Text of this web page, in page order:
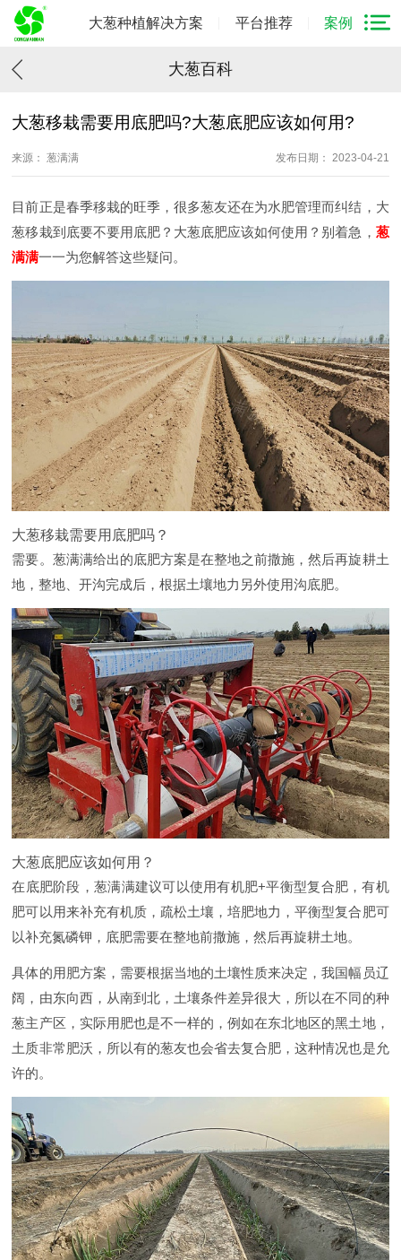
大葱种植解决方案 平台推荐 案例
大葱百科
大葱移栽需要用底肥吗?大葱底肥应该如何用?
来源： 葱满满 发布日期： 2023-04-21
目前正是春季移栽的旺季，很多葱友还在为水肥管理而纠结，大
葱移栽到底要不要用底肥？大葱底肥应该如何使用？别着急， 葱
满满一一为您解答这些疑问。
大葱移栽需要用底肥吗？
需要。葱满满给出的底肥方案是在整地之前撒施，然后再旋耕土
地，整地、开沟完成后，根据土壤地力另外使用沟底肥。
大葱底肥应该如何用？
在底肥阶段，葱满满建议可以使用有机肥+平衡型复合肥，有机
肥可以用来补充有机质，疏松土壤，培肥地力，平衡型复合肥可
以补充氮磷钾，底肥需要在整地前撒施，然后再旋耕土地。
具体的用肥方案，需要根据当地的土壤性质来决定，我国幅员辽
阔，由东向西，从南到北，土壤条件差异很大，所以在不同的种
葱主产区，实际用肥也是不一样的，例如在东北地区的黑土地，
土质非常肥沃，所以有的葱友也会省去复合肥，这种情况也是允
许的。